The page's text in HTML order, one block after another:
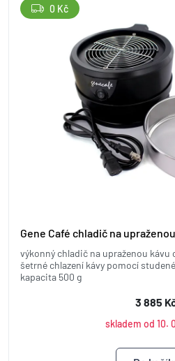
Gene Café chladič na
výkonný chladič na upraženou kávu
šetrné chlazení kávy pomocí
kapacita 500 g
3 885
skladem od 10.
0 Kč